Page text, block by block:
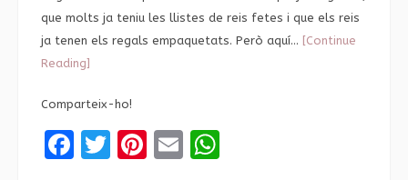
que molts ja teniu les llistes de reis fetes i que els reis
ja tenen els regals empaquetats. Però aquí… [Continue
Reading]
Comparteix-ho!
Facebook
Twitter
Pinterest
Email